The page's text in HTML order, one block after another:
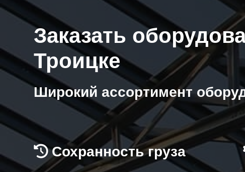
Заказать
Троицке
Широкий ассортимент
Сохранность груза